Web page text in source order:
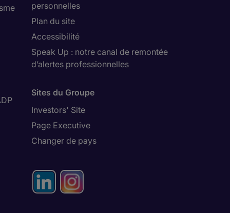
personnelles
Plan du site
Accessibilité
Speak Up : notre canal de remontée
d’alertes professionnelles
Sites du Groupe
Investors' Site
Page Executive
Changer de pays